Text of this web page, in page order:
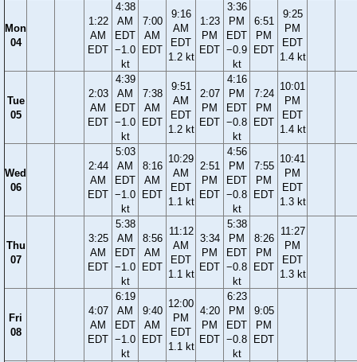
Mon
04
1:22
AM
EDT
4:38
AM
EDT
−1.0
kt
7:00
AM
EDT
9:16
AM
EDT
1.2 kt
1:23
PM
EDT
3:36
PM
EDT
−0.9
kt
6:51
PM
EDT
9:25
PM
EDT
1.4 kt
Tue
05
2:03
AM
EDT
4:39
AM
EDT
−1.0
kt
7:38
AM
EDT
9:51
AM
EDT
1.2 kt
2:07
PM
EDT
4:16
PM
EDT
−0.8
kt
7:24
PM
EDT
10:01
PM
EDT
1.4 kt
Wed
06
2:44
AM
EDT
5:03
AM
EDT
−1.0
kt
8:16
AM
EDT
10:29
AM
EDT
1.1 kt
2:51
PM
EDT
4:56
PM
EDT
−0.8
kt
7:55
PM
EDT
10:41
PM
EDT
1.3 kt
Thu
07
3:25
AM
EDT
5:38
AM
EDT
−1.0
kt
8:56
AM
EDT
11:12
AM
EDT
1.1 kt
3:34
PM
EDT
5:38
PM
EDT
−0.8
kt
8:26
PM
EDT
11:27
PM
EDT
1.3 kt
Fri
08
4:07
AM
EDT
6:19
AM
EDT
−1.0
kt
9:40
AM
EDT
12:00
PM
EDT
1.1 kt
4:20
PM
EDT
6:23
PM
EDT
−0.8
kt
9:05
PM
EDT